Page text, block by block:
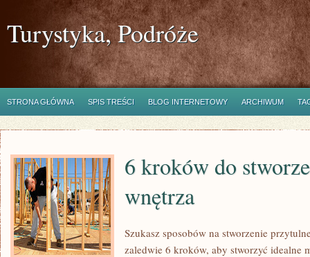
Turystyka, Podróże
STRONA GŁÓWNA SPIS TREŚCI BLOG INTERNETOWY ARCHIWUM
6 kroków do
wnętrza
Szukasz sposobów na stworzenie
zaledwie 6 kroków, aby stworzyć idealne